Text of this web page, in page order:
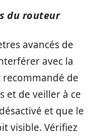
du routeur
avancés de
avec la
recommandé de
et de veiller à ce
et que le
visible. Vérifiez